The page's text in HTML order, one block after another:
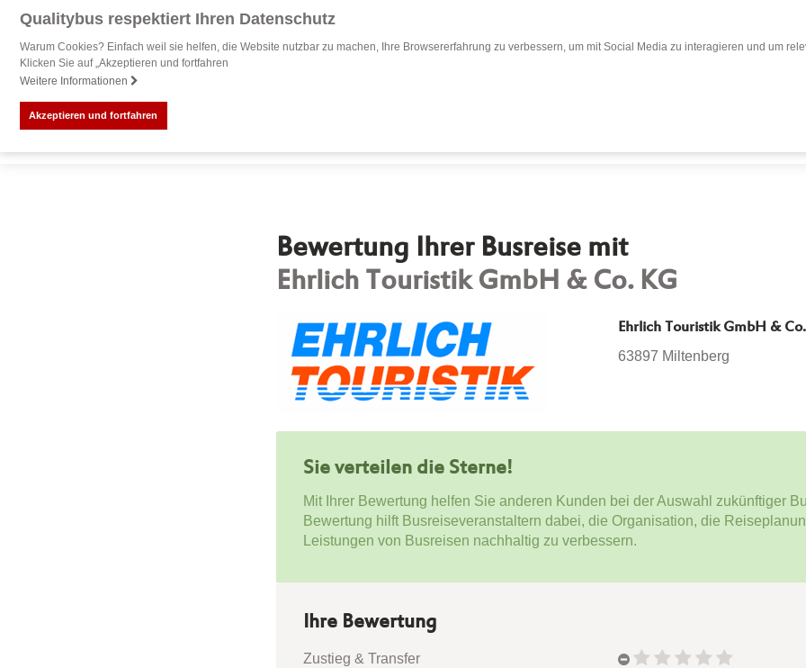
Qualitybus respektiert Ihren Datenschutz
Warum Cookies? Einfach weil sie helfen, die Website nutzbar zu machen, Ihre Browsererfahrung zu verbessern, um mit Social Media zu interagieren und um
Klicken Sie auf „Akzeptieren und fortfahren
Weitere Informationen
Akzeptieren und fortfahren
Bewertung Ihrer Busreise mit
Ehrlich Touristik GmbH & Co. KG
Ehrlich Touristik GmbH &
63897 Miltenberg
Sie verteilen die Sterne!
Mit Ihrer Bewertung helfen Sie anderen Kunden bei der Auswahl zukünftiger
Bewertung hilft Busreiseveranstaltern dabei, die Organisation, die
Leistungen von Busreisen nachhaltig zu verbessern.
Ihre Bewertung
Zustieg & Transfer